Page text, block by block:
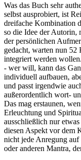
Was das Buch sehr
selbst ausprobiert, ist
dreifache Kombination
so die Idee der Autorin,
der persönlichen
gedacht, warten nun
integriert werden
- wer will, kann das
individuell aufbauen,
und passt irgendwie
außerordentlich wort-
Das mag erstaunen,
Erleuchtung und
ausschließlich nur
diesen Aspekt vor dem
nicht jede Anregung
oder anderen Mantra,